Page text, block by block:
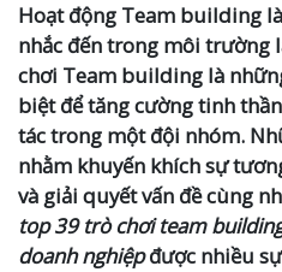
Hoạt động Team building
nhắc đến trong môi trường
chơi Team building là
biệt để tăng cường tinh
tác trong một đội nhóm.
nhằm khuyến khích sự
và giải quyết vấn đề cùng
top 39 trò chơi team
doanh nghiệpđược nhiều